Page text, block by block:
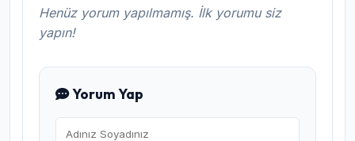
Henüz yorum yapılmamış. İlk yorumu siz
yapın!
Yorum Yap